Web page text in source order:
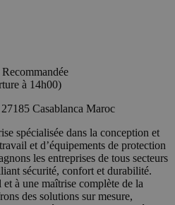
Recommandée
à 14h00)
Casablanca Maroc
spécialisée dans la conception et
et d’équipements de protection
les entreprises de tous secteurs
sécurité, confort et durabilité.
à une maîtrise complète de la
des solutions sur mesure,